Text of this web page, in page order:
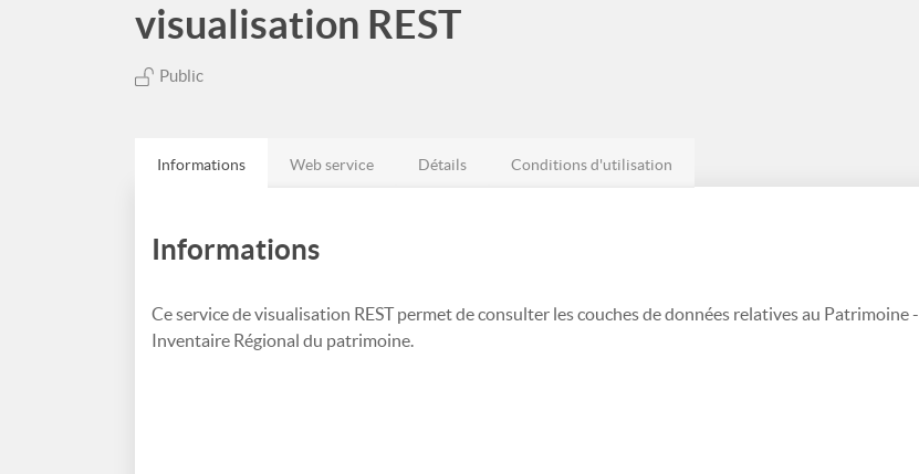
visualisation REST
Public
Informations Web service Détails Conditions d'utilisation
Informations
Ce service de visualisation REST permet de consulter les couches de données relatives au Patrimoine -
Inventaire Régional du patrimoine.